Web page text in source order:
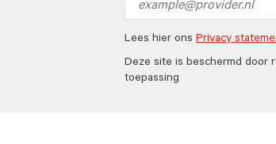
address
Lees hier onsPrivacy
Deze site is beschermd door
toepassing